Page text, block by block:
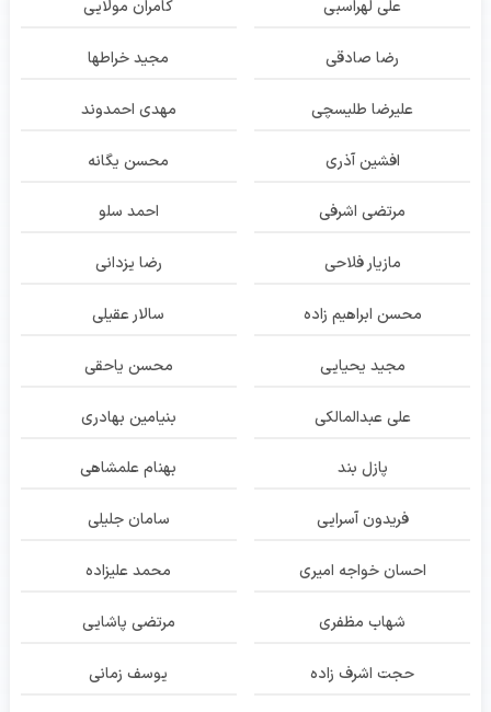
علی لهراسبی کامران مولایی
رضا صادقی مجید خراطها
علیرضا طلیسچی مهدی احمدوند
افشین آذری محسن یگانه
مرتضی اشرفی احمد سلو
مازیار فلاحی رضا یزدانی
محسن ابراهیم زاده سالار عقیلی
مجید یحیایی محسن یاحقی
علی عبدالمالکی بنیامین بهادری
پازل بند بهنام علمشاهی
فریدون آسرایی سامان جلیلی
احسان خواجه امیری محمد علیزاده
شهاب مظفری مرتضی پاشایی
حجت اشرف زاده یوسف زمانی